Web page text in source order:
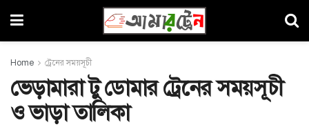
Home ট্রেনের সময়সূচী
ভেড়ামারা টু ডোমার ট্রেনের সময়সূচী
ও ভাড়া তালিকা